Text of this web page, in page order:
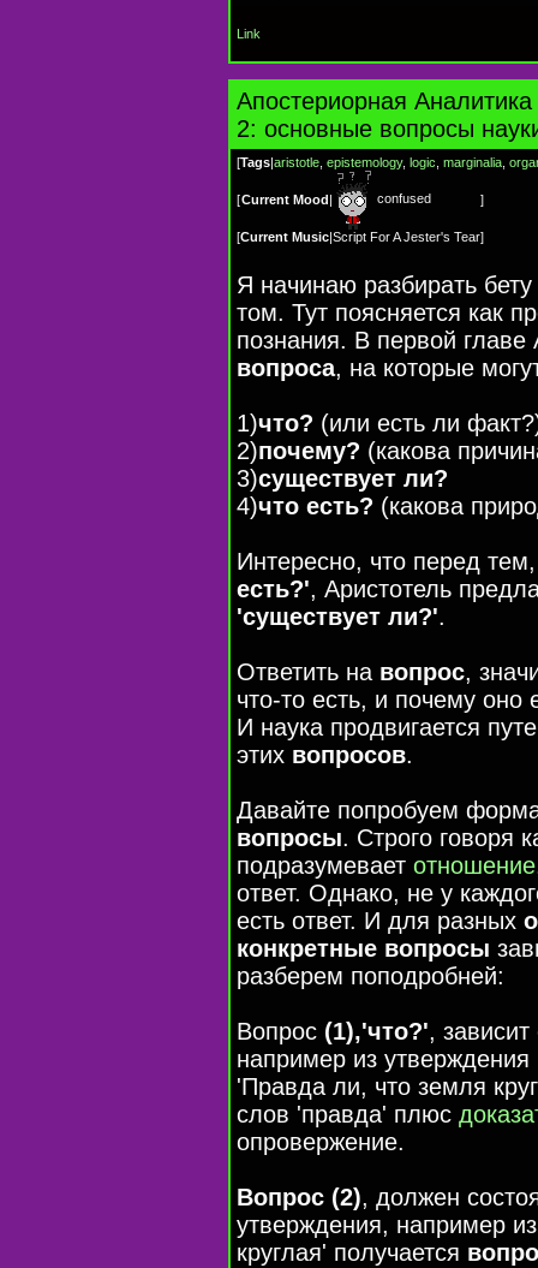
Link
Апостериорная
2: основные вопросы
[Tags aristotle epistemology, logic marginalia
[Current Mood confused ]
[Current Music Script For A Jester's Tear]
Я начинаю разбирать
том. Тут поясняется как
познания. В первой главе
вопроса, на которые
1)что? (или есть ли
2)почему? (какова
3)существует ли?
4)что есть? (какова
Интересно, что перед
есть?', Аристотель
'существует ли?'.
Ответить на вопрос,
что-то есть, и почему оно
И наука продвигается
этих вопросов.
Давайте попробуем
вопросы. Строго говоря
подразумевает отношение
ответ. Однако, не у
есть ответ. И для разных
конкретные вопросы
разберем поподробней:
Вопрос (1),'что?',
например из
'Правда ли, что земля
слов 'правда' плюс
опровержение.
Вопрос (2), должен
утверждения, например
круглая' получается